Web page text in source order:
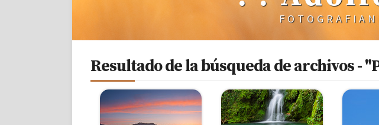
Resultado de la búsqueda de archivos -